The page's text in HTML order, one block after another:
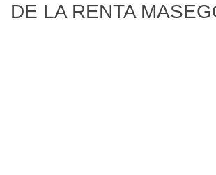
DE LA RENTA